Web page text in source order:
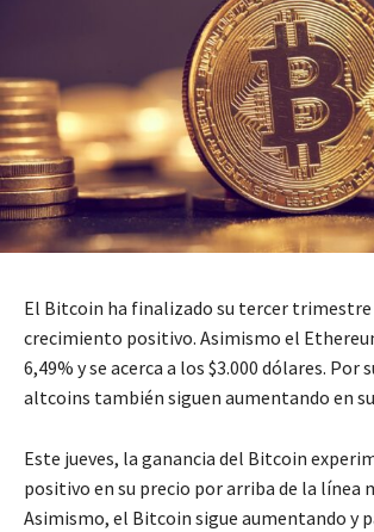
El Bitcoin ha finalizado su tercer trimestre
crecimiento positivo. Asimismo el
6,49% y se acerca a los $3.000 dólares. Por
altcoins también siguen aumentando en
Este jueves, la ganancia del Bitcoin
positivo en su precio por arriba de la línea
Asimismo, el Bitcoin sigue aumentando y